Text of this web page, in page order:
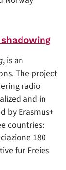
, is an
The project
radio
and in
by Erasmus+
countries:
180
fur Freies